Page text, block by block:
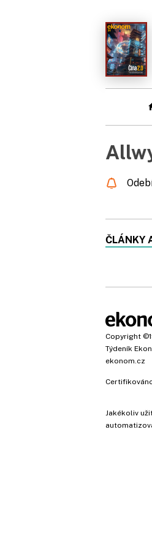
ČLÁNKY
Copyright
Týdeník
ekonom.cz
Jakékoliv